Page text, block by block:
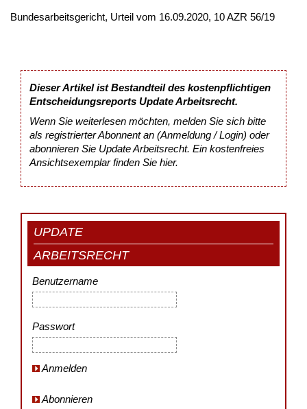
Bundesarbeitsgericht, Urteil vom 16.09.2020, 10 AZR 56/19
Dieser Artikel ist Bestandteil des kostenpflichtigen
Entscheidungsreports Update Arbeitsrecht.
Wenn Sie weiterlesen möchten, melden Sie sich bitte
als registrierter Abonnent an (Anmeldung / Login) oder
abonnieren Sie Update Arbeitsrecht. Ein kostenfreies
Ansichtsexemplar finden Sie hier.
UPDATE
ARBEITSRECHT
Benutzername
Passwort
Anmelden
Abonnieren